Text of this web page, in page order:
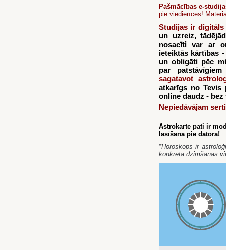
Pašmācības e-
pie viedierīces!
Studijas ir digitāls
un uzreiz,
nosacīti var ar
ieteiktās kārtības
un obligāti pēc
par
sagatavot
atkarīgs no Tevis
online daudz -
Nepiedāvājam
Astrokarte pati ir
lasīšana pie datora!
*Horoskops ir
konkrētā dzimšanas